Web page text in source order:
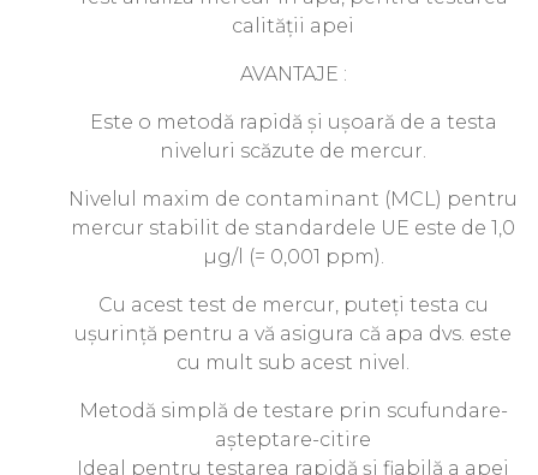
calității apei
AVANTAJE :
Este o metodă rapidă și ușoară de a testa
niveluri scăzute de mercur.
Nivelul maxim de contaminant (MCL) pentru
mercur stabilit de standardele UE este de 1,0
µg/l (= 0,001 ppm).
Cu acest test de mercur, puteți testa cu
ușurință pentru a vă asigura că apa dvs. este
cu mult sub acest nivel.
Metodă simplă de testare prin scufundare-
așteptare-citire
Ideal pentru testarea rapidă și fiabilă a apei